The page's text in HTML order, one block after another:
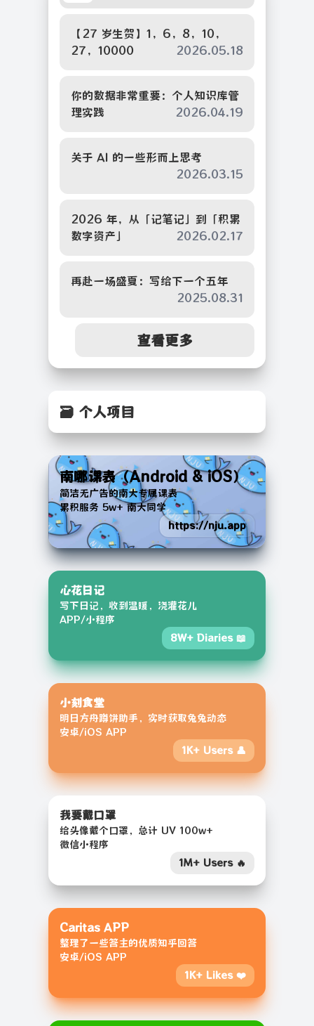
【27 岁生贺】1，6，8，10，
27，10000
2026.05.18
你的数据非常重要：个人知识库管
理实践
2026.04.19
关于 AI 的一些形而上思考
2026.03.15
2026 年，从「记笔记」到「积累
数字资产」
2026.02.17
再赴一场盛夏：写给下一个五年
2025.08.31
查看更多
🗃️ 个人项目
南哪课表（Android & iOS）
简洁无广告的南大专属课表
累积服务 5w+ 南大同学
https://nju.app
心花日记
写下日记，收到温暖，浇灌花儿
APP/小程序
8W+ Diaries 📖
小刻食堂
明日方舟蹲饼助手，实时获取兔兔动态
安卓/iOS APP
1K+ Users 👤
我要戴口罩
给头像戴个口罩，总计 UV 100w+
微信小程序
1M+ Users 🔥
Caritas APP
整理了一些答主的优质知乎回答
安卓/iOS APP
1K+ Likes ❤️